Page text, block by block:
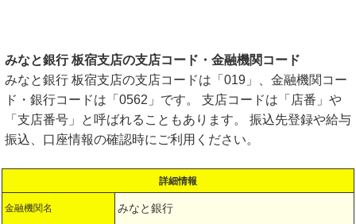
みなと銀行 板宿支店の支店コード・金融機関コード
みなと銀行 板宿支店の支店コードは「019」、金融機関コー
ド・銀行コードは「0562」です。 支店コードは「店番」や
「支店番号」と呼ばれることもあります。 振込先登録や給与
振込、口座情報の確認時にご利用ください。
詳細情報
金融機関名 みなと銀行